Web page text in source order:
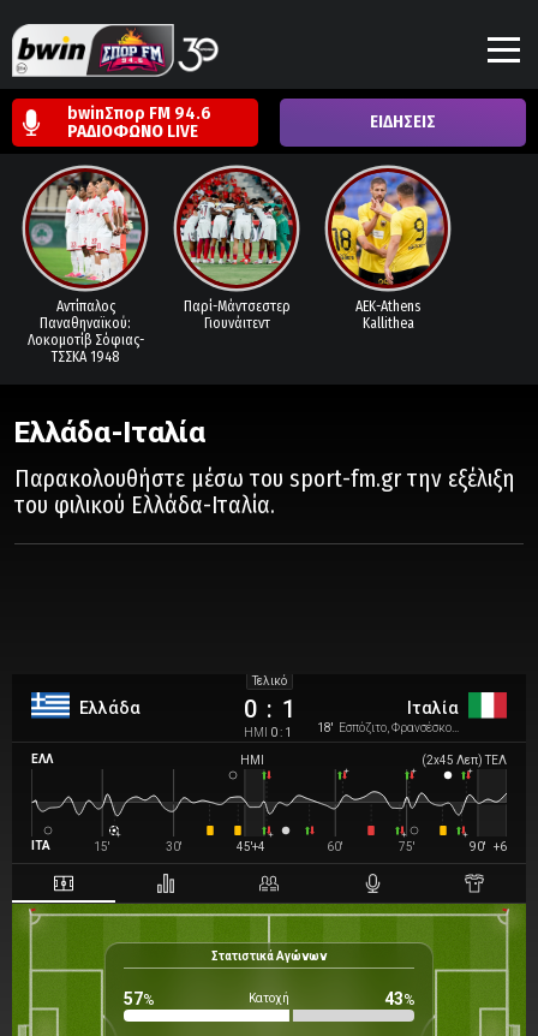
bwinΣπορ FM 94.6
ΡΑΔΙΟΦΩΝΟ LIVE ΕΙΔΗΣΕΙΣ
Αντίπαλος
Παναθηναϊκού:
Λοκομοτίβ Σόφιας-
ΤΣΣΚΑ 1948
Παρί-Μάντσεστερ
Γιουνάιτεντ
ΑΕΚ-Athens
Kallithea
Ελλάδα-Ιταλία
Παρακολουθήστε μέσω του sport-fm.gr την εξέλιξη
του φιλικού Ελλάδα-Ιταλία.
Ελλάδα
Τελικό
0 : 1
ΗΜΙ 0 : 1
Ιταλία
18' Εσπόζιτο, Φρανσέσκο Πίο
ΕΛΛ ΗΜΙ (2x45 Λεπ)ΤΕΛ
15' 30' 45'+4 60' 75' +6
90'
ΙΤΑ
Στατιστικά Αγώνων
Κατοχή
57% 43%